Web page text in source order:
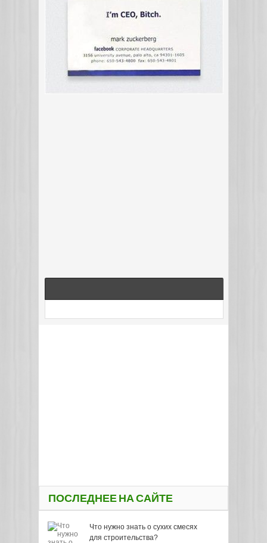
ПОСЛЕДНЕЕ НА САЙТЕ
Что нужно знать о сухих смесях
для строительства?